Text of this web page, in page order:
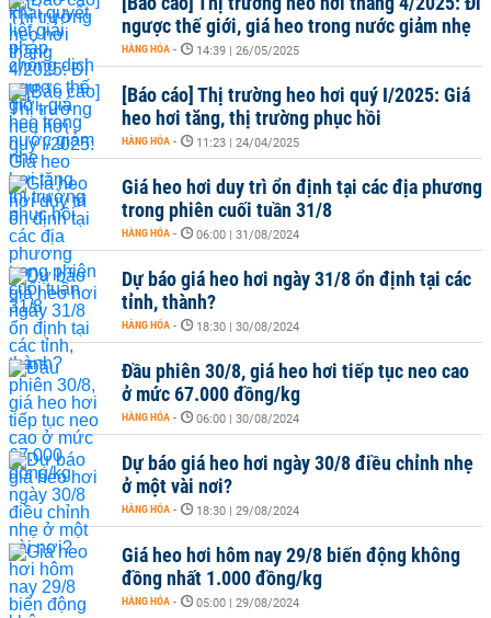
ngược thế giới, giá heo trong nước giảm nhẹ
HÀNG HÓA - 14:39 | 26/05/2025
[Báo cáo] Thị trường heo hơi quý I/2025: Giá
heo hơi tăng, thị trường phục hồi
HÀNG HÓA - 11:23 | 24/04/2025
Giá heo hơi duy trì ổn định tại các địa phương
trong phiên cuối tuần 31/8
HÀNG HÓA - 06:00 | 31/08/2024
Dự báo giá heo hơi ngày 31/8 ổn định tại các
tỉnh, thành?
HÀNG HÓA - 18:30 | 30/08/2024
Đầu phiên 30/8, giá heo hơi tiếp tục neo cao
ở mức 67.000 đồng/kg
HÀNG HÓA - 06:00 | 30/08/2024
Dự báo giá heo hơi ngày 30/8 điều chỉnh nhẹ
ở một vài nơi?
HÀNG HÓA - 18:30 | 29/08/2024
Giá heo hơi hôm nay 29/8 biến động không
đồng nhất 1.000 đồng/kg
HÀNG HÓA - 05:00 | 29/08/2024